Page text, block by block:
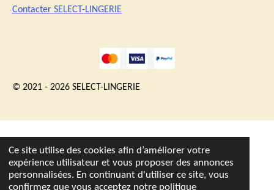
Ce site utilise des cookies afin d’améliorer votre
expérience utilisateur et vous proposer des annonces
personnalisées. En continuant d'utiliser ce site, vous
confirmez que vous acceptez notre politique
Contacter SELECT-LINGERIE
© 2021 - 2026 SELECT-LINGERIE